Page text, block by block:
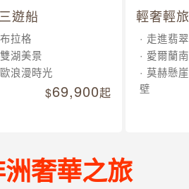
遊船
拉格
湖美景
浪漫時光
69,900起
輕奢輕
走進翡
愛爾蘭
莫赫懸
壁
奢華之旅